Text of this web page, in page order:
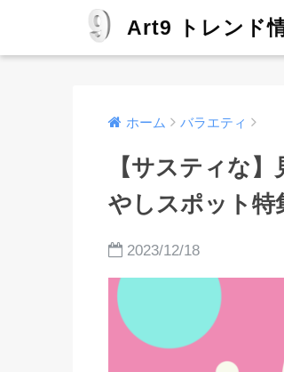
Art9 トレンド
ホーム バラエティ
【サスティな
やしスポット特
2023/12/18